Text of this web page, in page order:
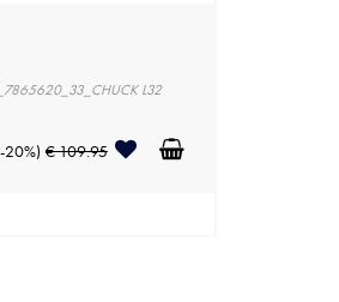
L32
20%) € 109.95